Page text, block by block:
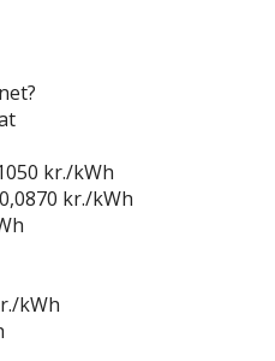
kr./kWh
0,0870 kr./kWh
kWh